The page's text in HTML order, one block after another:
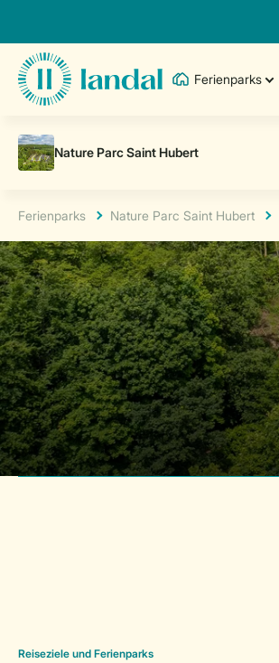
Ferienparks
Ferienparks Nature Parc Saint Hubert
Reiseziele und Ferienparks